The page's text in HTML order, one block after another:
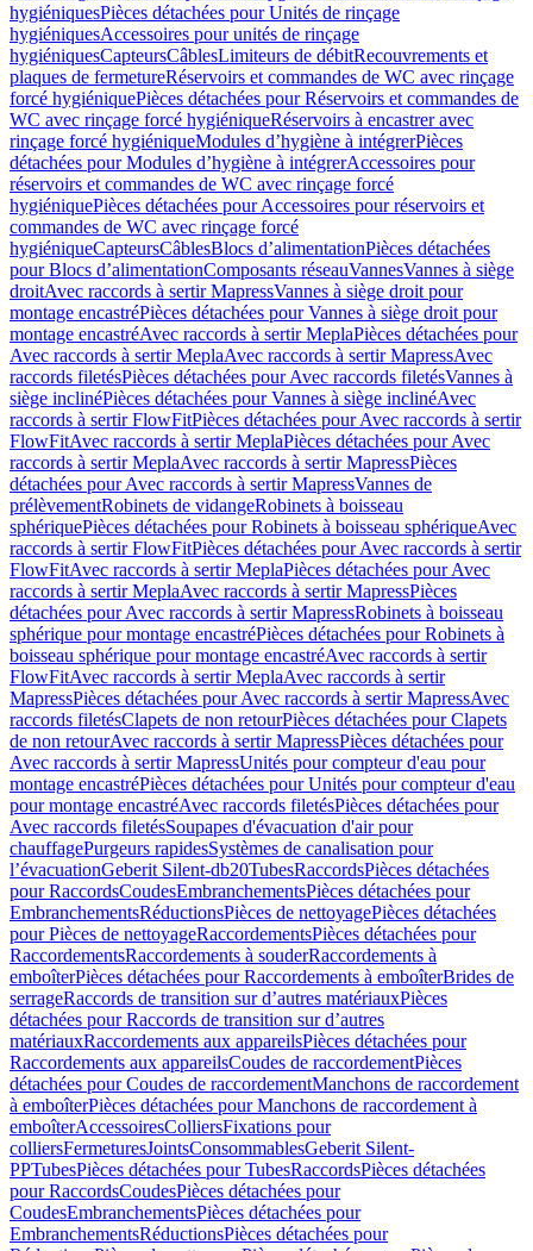
hygiéniquesPièces détachées pour Unités de rinçage
hygiéniquesAccessoires pour unités de rinçage
hygiéniquesCapteursCâblesLimiteurs de débitRecouvrements et
plaques de fermetureRéservoirs et commandes de WC avec rinçage
forcé hygiéniquePièces détachées pour Réservoirs et commandes de
WC avec rinçage forcé hygiéniqueRéservoirs à encastrer avec
rinçage forcé hygiéniqueModules d’hygiène à intégrerPièces
détachées pour Modules d’hygiène à intégrerAccessoires pour
réservoirs et commandes de WC avec rinçage forcé
hygiéniquePièces détachées pour Accessoires pour réservoirs et
commandes de WC avec rinçage forcé
hygiéniqueCapteursCâblesBlocs d’alimentationPièces détachées
pour Blocs d’alimentationComposants réseauVannesVannes à siège
droitAvec raccords à sertir MapressVannes à siège droit pour
montage encastréPièces détachées pour Vannes à siège droit pour
montage encastréAvec raccords à sertir MeplaPièces détachées pour
Avec raccords à sertir MeplaAvec raccords à sertir MapressAvec
raccords filetésPièces détachées pour Avec raccords filetésVannes à
siège inclinéPièces détachées pour Vannes à siège inclinéAvec
raccords à sertir FlowFitPièces détachées pour Avec raccords à sertir
FlowFitAvec raccords à sertir MeplaPièces détachées pour Avec
raccords à sertir MeplaAvec raccords à sertir MapressPièces
détachées pour Avec raccords à sertir MapressVannes de
prélèvementRobinets de vidangeRobinets à boisseau
sphériquePièces détachées pour Robinets à boisseau sphériqueAvec
raccords à sertir FlowFitPièces détachées pour Avec raccords à sertir
FlowFitAvec raccords à sertir MeplaPièces détachées pour Avec
raccords à sertir MeplaAvec raccords à sertir MapressPièces
détachées pour Avec raccords à sertir MapressRobinets à boisseau
sphérique pour montage encastréPièces détachées pour Robinets à
boisseau sphérique pour montage encastréAvec raccords à sertir
FlowFitAvec raccords à sertir MeplaAvec raccords à sertir
MapressPièces détachées pour Avec raccords à sertir MapressAvec
raccords filetésClapets de non retourPièces détachées pour Clapets
de non retourAvec raccords à sertir MapressPièces détachées pour
Avec raccords à sertir MapressUnités pour compteur d'eau pour
montage encastréPièces détachées pour Unités pour compteur d'eau
pour montage encastréAvec raccords filetésPièces détachées pour
Avec raccords filetésSoupapes d'évacuation d'air pour
chauffagePurgeurs rapidesSystèmes de canalisation pour
l’évacuationGeberit Silent-db20TubesRaccordsPièces détachées
pour RaccordsCoudesEmbranchementsPièces détachées pour
EmbranchementsRéductionsPièces de nettoyagePièces détachées
pour Pièces de nettoyageRaccordementsPièces détachées pour
RaccordementsRaccordements à souderRaccordements à
emboîterPièces détachées pour Raccordements à emboîterBrides de
serrageRaccords de transition sur d’autres matériauxPièces
détachées pour Raccords de transition sur d’autres
matériauxRaccordements aux appareilsPièces détachées pour
Raccordements aux appareilsCoudes de raccordementPièces
détachées pour Coudes de raccordementManchons de raccordement
à emboîterPièces détachées pour Manchons de raccordement à
emboîterAccessoiresColliersFixations pour
colliersFermeturesJointsConsommablesGeberit Silent-
PPTubesPièces détachées pour TubesRaccordsPièces détachées
pour RaccordsCoudesPièces détachées pour
CoudesEmbranchementsPièces détachées pour
EmbranchementsRéductionsPièces détachées pour